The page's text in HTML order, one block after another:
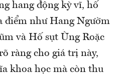
hang động kỳ vĩ, hố
điểm như Hang Ngườm
và Hố sụt Ùng Roặc
ràng cho giá trị này,
khoa học mà còn thu